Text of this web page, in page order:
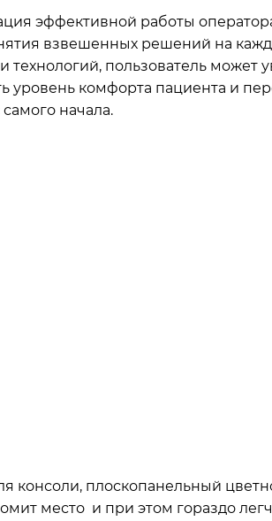
эффективной работы
взвешенных решений на
пользователь может
уровень комфорта пациента и
начала.
консоли, плоскопанельный
место и при этом гораздо